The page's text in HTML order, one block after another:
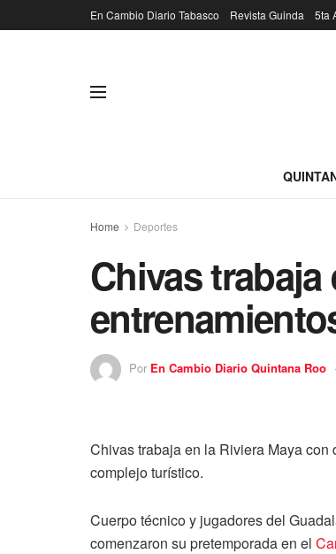
En Cambio Diario Tabasco Revista Guinda 5ta
Home Deportes
Chivas
Por En Cambio Diario Quintana Roo
Chivas trabaja en la Riviera Maya
complejo turístico.
Cuerpo técnico y jugadores del
comenzaron su pretemporada en el